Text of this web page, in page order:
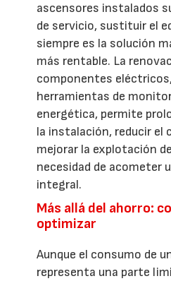
ascensores instalados
de servicio, sustituir el
siempre es la solución
más rentable. La
componentes
herramientas de
energética, permite
la instalación, reducir el
mejorar la explotación
necesidad de acometer
integral.
Más allá del ahorro:
optimizar
Aunque el consumo de
representa una parte